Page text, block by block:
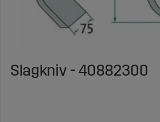
Slagkniv - 40882300